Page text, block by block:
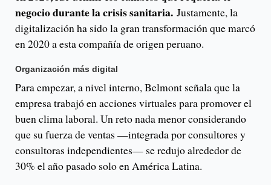
negocio durante la crisis sanitaria. Justamente, la
digitalización ha sido la gran transformación que marcó
en 2020 a esta compañía de origen peruano.
Organización más digital
Para empezar, a nivel interno, Belmont señala que la
empresa trabajó en acciones virtuales para promover el
buen clima laboral. Un reto nada menor considerando
que su fuerza de ventas —integrada por consultores y
consultoras independientes— se redujo alrededor de
30% el año pasado solo en América Latina.